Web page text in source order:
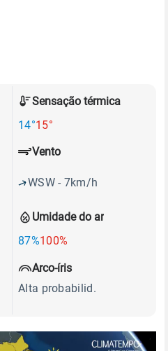
Sensação térmica
14°15°
Umidade do ar
87%100%
Vento
WSW - 7km/h
Arco-íris
Alta probabilid.